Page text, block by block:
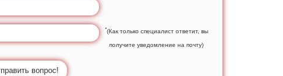
*(Как только специалист ответит, вы
получите уведомление на почту)
вопрос!